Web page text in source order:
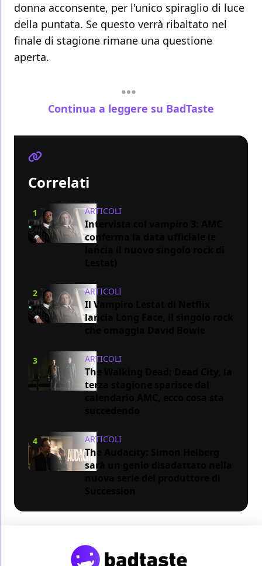
donna acconsente, per l'unico spiraglio di luce
della puntata. Se questo verrà ribaltato nel
finale di stagione rimane una questione
aperta.
Continua a leggere su BadTaste
Correlati
1 ARTICOLI
Intervista col vampiro 3: AMC
conferma la data ufficiale (e
2 ARTICOLI
Il Vampiro Lestat di Netflix
lancia Long Face, il singolo rock
3 ARTICOLI
The Walking Dead: Dead City, la
terza stagione sparisce dal
4 ARTICOLI
The Audacity: Simon Helberg
sarà un genio disadattato nella